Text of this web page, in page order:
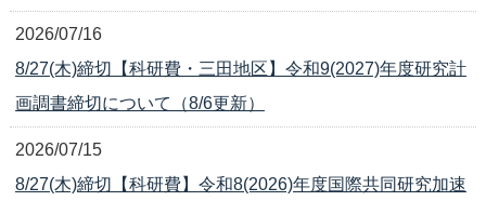
2026/07/16
8/27(木)締切【科研費・三田地区】令和9(2027)年度研究計
画調書締切について（8/6更新）
2026/07/15
8/27(木)締切【科研費】令和8(2026)年度国際共同研究加速